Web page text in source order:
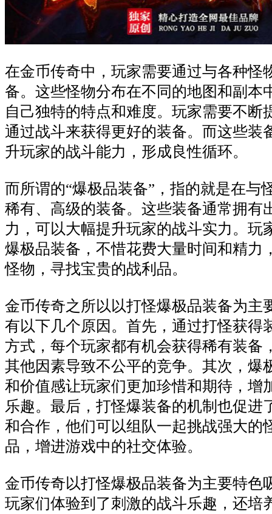
在金币传奇中，玩家需要通过与各种怪
备。这些怪物分布在不同的地图和副本
自己独特的特点和难度。玩家需要不断
通过战斗来获得更好的装备。而这些装
升玩家的战斗能力，形成良性循环。
而所谓的“爆极品装备”，指的就是在与
稀有、高级的装备。这些装备通常拥有
力，可以大幅提升玩家的战斗实力。玩
爆极品装备，不惜花费大量时间和精力
怪物，寻找宝贵的战利品。
金币传奇之所以以打怪爆极品装备为主
有以下几个原因。首先，通过打怪获得
方式，每个玩家都有机会获得稀有装备
其他因素导致不公平的竞争。其次，爆
和价值感让玩家们更加珍惜和期待，增
乐趣。最后，打怪爆装备的机制也促进
和合作，他们可以组队一起挑战强大的
品，增进游戏中的社交体验。
金币传奇以打怪爆极品装备为主要特色
玩家们体验到了刺激的战斗乐趣，还培